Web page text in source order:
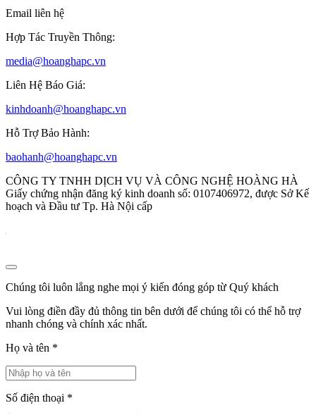
Email liên hệ
Hợp Tác Truyền Thông:
media@hoanghapc.vn
Liên Hệ Báo Giá:
kinhdoanh@hoanghapc.vn
Hỗ Trợ Bảo Hành:
baohanh@hoanghapc.vn
CÔNG TY TNHH DỊCH VỤ VÀ CÔNG NGHỆ HOÀNG HÀ
Giấy chứng nhận đăng ký kinh doanh số: 0107406972, được Sở Kế
hoạch và Đầu tư Tp. Hà Nội cấp
Chúng tôi luôn lắng nghe mọi ý kiến đóng góp từ Quý khách
Vui lòng điền đầy đủ thông tin bên dưới để chúng tôi có thể hỗ trợ
nhanh chóng và chính xác nhất.
Họ và tên *
Số điện thoại *